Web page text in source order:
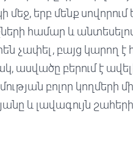
երբ մենք սովորում
համար և
չափել, բայց կարող է
ասվածը բերում է
բոլոր կողմերի
և լավագույն